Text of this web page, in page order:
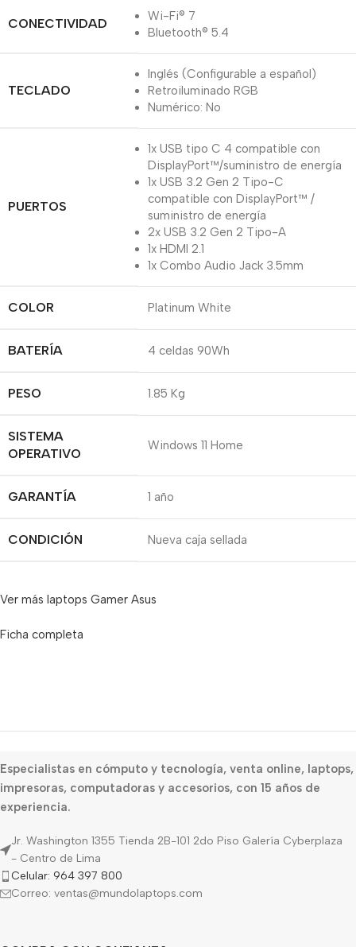
CONECTIVIDAD
Wi-Fi® 7
Bluetooth® 5.4
TECLADO
Inglés (Configurable a español)
Retroiluminado RGB
Numérico: No
PUERTOS
1x USB tipo C 4 compatible con
DisplayPort™/suministro de energía
1x USB 3.2 Gen 2 Tipo-C
compatible con DisplayPort™ /
suministro de energía
2x USB 3.2 Gen 2 Tipo-A
1x HDMI 2.1
1x Combo Audio Jack 3.5mm
COLOR Platinum White
BATERÍA 4 celdas 90Wh
PESO 1.85 Kg
SISTEMA
OPERATIVO
Windows 11 Home
GARANTÍA 1 año
CONDICIÓN Nueva caja sellada
Ver más laptops Gamer Asus
Ficha completa
Especialistas en cómputo y tecnología, venta online, laptops,
impresoras, computadoras y accesorios, con 15 años de
experiencia.
Jr. Washington 1355 Tienda 2B-101 2do Piso Galería Cyberplaza
- Centro de Lima
Celular: 964 397 800
Correo: ventas@mundolaptops.com